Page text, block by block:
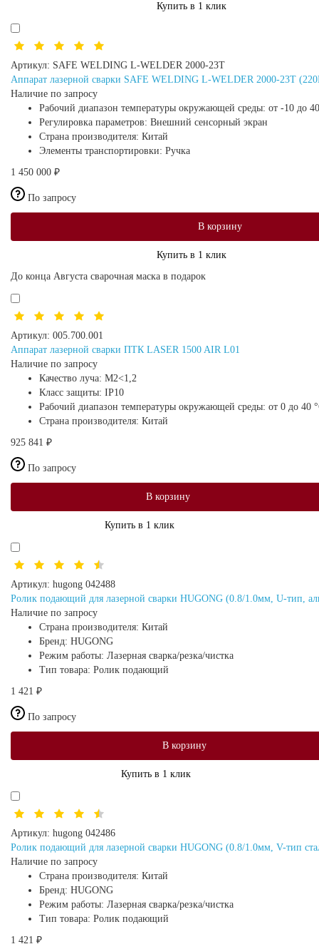
Купить в 1 клик
Артикул: SAFE WELDING L-WELDER 2000-23T
Аппарат лазерной сварки SAFE WELDING L-WELDER 2000-23T
Наличие по запросу
Рабочий диапазон температуры окружающей среды: от -10 до
Регулировка параметров: Внешний сенсорный экран
Страна производителя: Китай
Элементы транспортировки: Ручка
1 450 000 ₽
По запросу
В корзину
Купить в 1 клик
До конца Августа сварочная маска в подарок
Артикул: 005.700.001
Аппарат лазерной сварки ПТК LASER 1500 AIR L01
Наличие по запросу
Качество луча: M2<1,2
Класс защиты: IP10
Рабочий диапазон температуры окружающей среды: от 0 до 40
Страна производителя: Китай
925 841 ₽
По запросу
В корзину
Купить в 1 клик
Артикул: hugong 042488
Ролик подающий для лазерной сварки HUGONG (0.8/1.0мм, U-тип,
Наличие по запросу
Страна производителя: Китай
Бренд: HUGONG
Режим работы: Лазерная сварка/резка/чистка
Тип товара: Ролик подающий
1 421 ₽
По запросу
В корзину
Купить в 1 клик
Артикул: hugong 042486
Ролик подающий для лазерной сварки HUGONG (0.8/1.0мм, V-тип
Наличие по запросу
Страна производителя: Китай
Бренд: HUGONG
Режим работы: Лазерная сварка/резка/чистка
Тип товара: Ролик подающий
1 421 ₽